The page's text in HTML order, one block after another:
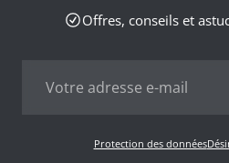
Offres, conseils et
Protection des données